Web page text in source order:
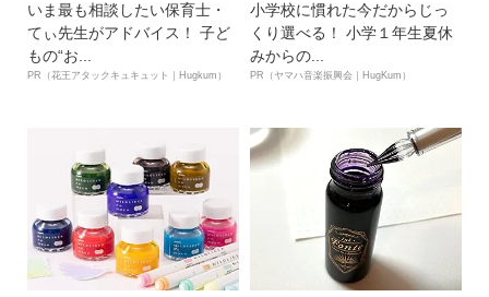
いま最も相談したい保育士・
てぃ先生がアドバイス！ 子ど
もの“お...
PR（花王アタックキュキュット｜Hugkum）
小学校に慣れた今だからじっ
くり選べる！ 小学１年生夏休
みからの...
PR（ヤマハ音楽振興会｜HugKum）